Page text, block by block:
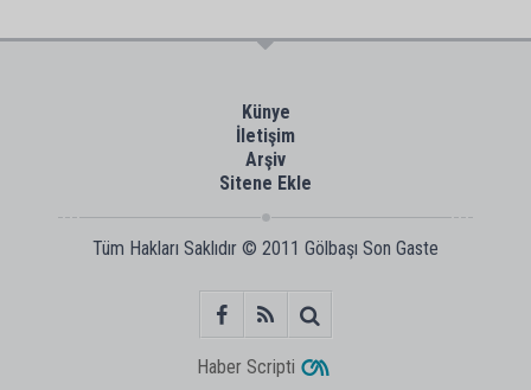
Künye
İletişim
Arşiv
Sitene Ekle
Tüm Hakları Saklıdır © 2011 Gölbaşı Son Gaste
Haber Scripti